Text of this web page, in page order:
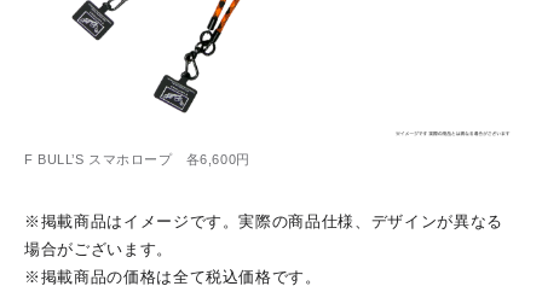
F BULL’S スマホロープ 各6,600円
※掲載商品はイメージです。実際の商品仕様、デザインが異なる
場合がございます。
※掲載商品の価格は全て税込価格です。